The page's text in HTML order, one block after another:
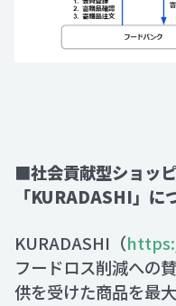
■社会貢献型ショッ
「KURADASHI」に
KURADASHI（
フードロス削減への
供を受けた商品を最